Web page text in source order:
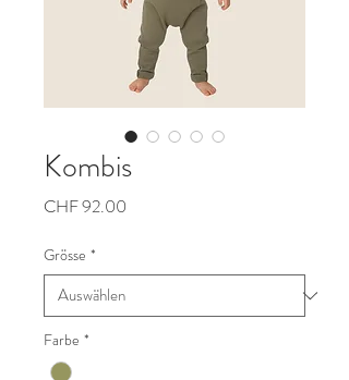
Kombis
CHF 92.00
Grösse *
Farbe *